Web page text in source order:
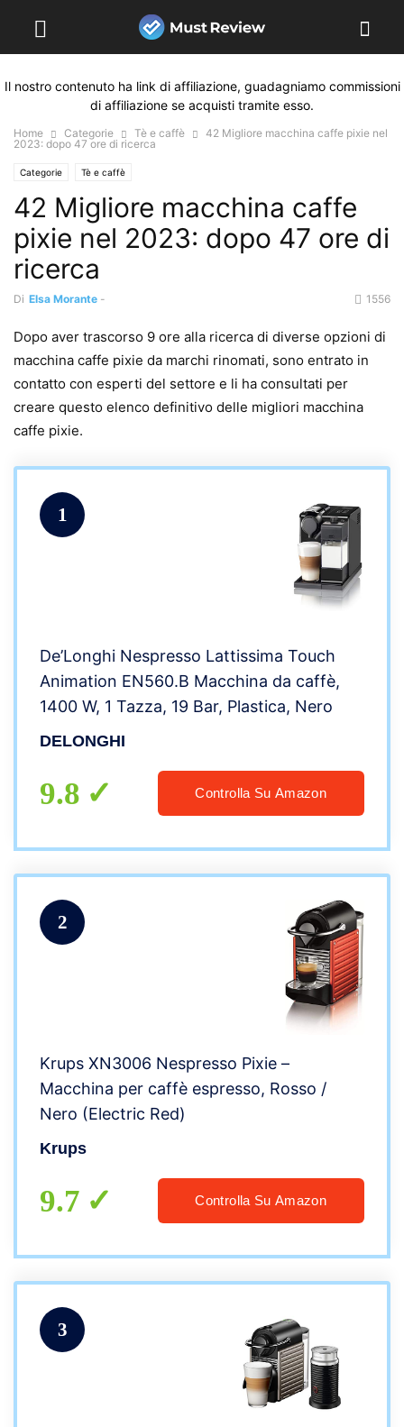
Il nostro contenuto ha link di affiliazione, guadagniamo commissioni
di affiliazione se acquisti tramite esso.
Home Categorie Tè e caffè
42 Migliore macchina caffe pixie nel
2023: dopo 47 ore di ricerca
Categorie Tè e caffè
42 Migliore macchina caffe
pixie nel 2023: dopo 47 ore di
ricerca
Di Elsa Morante - 1556
Dopo aver trascorso 9 ore alla ricerca di diverse opzioni di
macchina caffe pixie da marchi rinomati, sono entrato in
contatto con esperti del settore e li ha consultati per
creare questo elenco definitivo delle migliori macchina
caffe pixie.
1
De’Longhi Nespresso Lattissima Touch
Animation EN560.B Macchina da caffè,
1400 W, 1 Tazza, 19 Bar, Plastica, Nero
DELONGHI
9.8 Controlla Su Amazon
2
Krups XN3006 Nespresso Pixie –
Macchina per caffè espresso, Rosso /
Nero (Electric Red)
Krups
9.7 Controlla Su Amazon
3